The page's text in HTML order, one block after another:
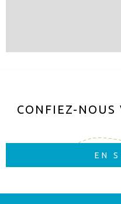
CONFIEZ-NOUS
EN